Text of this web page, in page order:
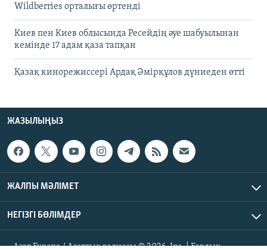
Wildberries орталығы өртенді
Киев пен Киев облысында Ресейдің әуе шабуылынан
кемінде 17 адам қаза тапқан
Қазақ кинорежиссері Ардақ Әмірқұлов дүниеден өтті
ЖАЗЫЛЫҢЫЗ
ЖАЛПЫ МӘЛІМЕТ
НЕГІЗГІ БӨЛІМДЕР
Азат Еуропа / Азаттық радиосы © 2026, Inc. | Барлық